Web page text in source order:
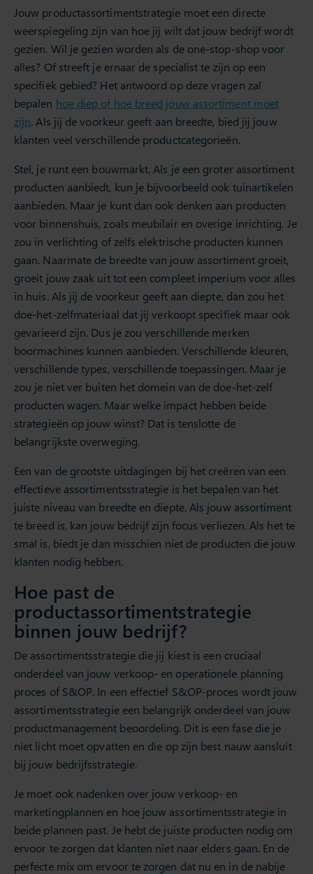
Jouw productassortimentstrategie moet een directe
weerspiegeling zijn van hoe jij wilt dat jouw bedrijf wordt
gezien. Wil je gezien worden als de one-stop-shop voor
alles? Of streeft je ernaar de specialist te zijn op een
specifiek gebied? Het antwoord op deze vragen zal
bepalen hoe diep of hoe breed jouw assortiment moet
zijn. Als jij de voorkeur geeft aan breedte, bied jij jouw
klanten veel verschillende productcategorieën.
Stel, je runt een bouwmarkt. Als je een groter assortiment
producten aanbiedt, kun je bijvoorbeeld ook tuinartikelen
aanbieden. Maar je kunt dan ook denken aan producten
voor binnenshuis, zoals meubilair en overige inrichting. Je
zou in verlichting of zelfs elektrische producten kunnen
gaan. Naarmate de breedte van jouw assortiment groeit,
groeit jouw zaak uit tot een compleet imperium voor alles
in huis. Als jij de voorkeur geeft aan diepte, dan zou het
doe-het-zelfmateriaal dat jij verkoopt specifiek maar ook
gevarieerd zijn. Dus je zou verschillende merken
boormachines kunnen aanbieden. Verschillende kleuren,
verschillende types, verschillende toepassingen. Maar je
zou je niet ver buiten het domein van de doe-het-zelf
producten wagen. Maar welke impact hebben beide
strategieën op jouw winst? Dat is tenslotte de
belangrijkste overweging.
Een van de grootste uitdagingen bij het creëren van een
effectieve assortimentsstrategie is het bepalen van het
juiste niveau van breedte en diepte. Als jouw assortiment
te breed is, kan jouw bedrijf zijn focus verliezen. Als het te
smal is, biedt je dan misschien niet de producten die jouw
klanten nodig hebben.
Hoe past de
productassortimentstrategie
binnen jouw bedrijf?
De assortimentsstrategie die jij kiest is een cruciaal
onderdeel van jouw verkoop- en operationele planning
proces of S&OP. In een effectief S&OP-proces wordt jouw
assortimentsstrategie een belangrijk onderdeel van jouw
productmanagement beoordeling. Dit is een fase die je
niet licht moet opvatten en die op zijn best nauw aansluit
bij jouw bedrijfsstrategie.
Je moet ook nadenken over jouw verkoop- en
marketingplannen en hoe jouw assortimentsstrategie in
beide plannen past. Je hebt de juiste producten nodig om
ervoor te zorgen dat klanten niet naar elders gaan. En de
perfecte mix om ervoor te zorgen dat nu en in de nabije